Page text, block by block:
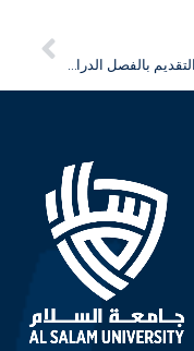
فتح باب التقديم بالفصل الدراسي الثاني لكلية طب الفم والأسنان